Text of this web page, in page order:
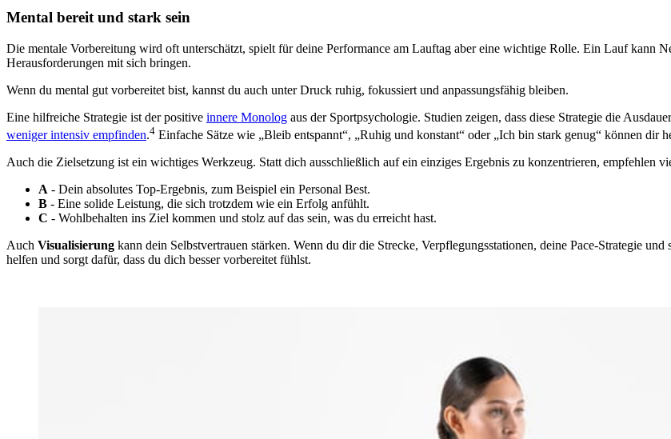
Mental bereit und stark sein
Die mentale Vorbereitung wird oft unterschätzt, spielt für deine Performance am Lauftag aber eine wichtige Rolle. Ein Lauf kann
Herausforderungen mit sich bringen.
Wenn du mental gut vorbereitet bist, kannst du auch unter Druck ruhig, fokussiert und anpassungsfähig bleiben.
Eine hilfreiche Strategie ist der positive innere Monolog aus der Sportpsychologie. Studien zeigen, dass diese Strategie die
weniger intensiv empfinden.4 Einfache Sätze wie „Bleib entspannt“, „Ruhig und konstant“ oder „Ich bin stark genug“ können dir
Auch die Zielsetzung ist ein wichtiges Werkzeug. Statt dich ausschließlich auf ein einziges Ergebnis zu konzentrieren, empfehlen
A - Dein absolutes Top-Ergebnis, zum Beispiel ein Personal Best.
B - Eine solide Leistung, die sich trotzdem wie ein Erfolg anfühlt.
C - Wohlbehalten ins Ziel kommen und stolz auf das sein, was du erreicht hast.
Auch Visualisierung kann dein Selbstvertrauen stärken. Wenn du dir die Strecke, Verpflegungsstationen, deine Pace-Strategie
helfen und sorgt dafür, dass du dich besser vorbereitet fühlst.